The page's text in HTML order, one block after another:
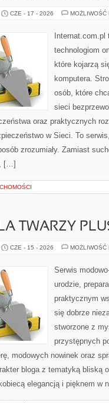
CZE - 17 - 2026 MOŻLIWOŚĆ
technologiom
które kojarzą
komputera.
osób, które
sieci
oraz praktycznych
w Sieci. To
zrozumiały. Zamiast
[…]
TWARZY
CZE - 15 - 2026 MOŻLIWOŚĆ
Serwis
urodzie,
praktycznym
się dobrze
stworzone z
przystępnych
modowych nowinek oraz
bloga z tematyką bliską
elegancją i pięknem w